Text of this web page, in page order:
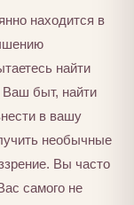
находится в
найти
Ваш быт, найти
в вашу
необычные
Вы часто
самого не